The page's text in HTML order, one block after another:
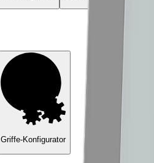
Griffe-Konfigurator